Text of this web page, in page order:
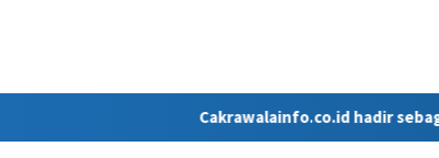
Cakrawalainfo.co.id hadir sebagai media